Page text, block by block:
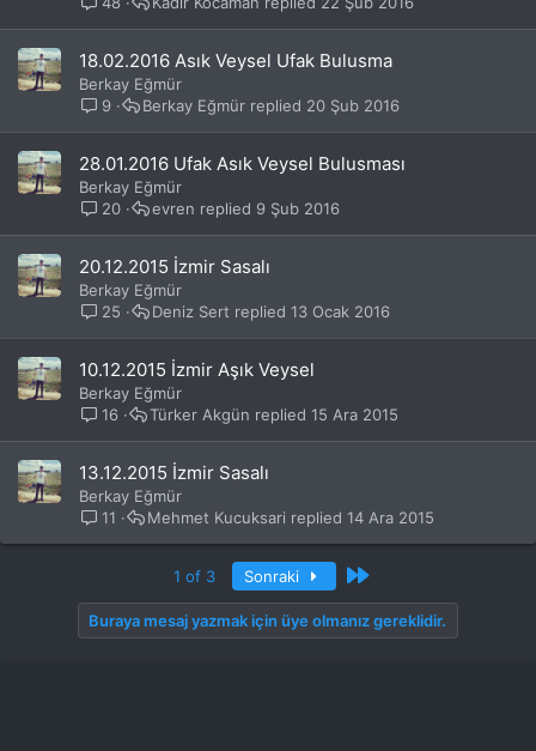
18.02.2016 Asık Veysel Ufak Bulusma
Berkay Eğmür
9
20 Şub 2016
Berkay Eğmür
28.01.2016 Ufak Asık Veysel Bulusması
Berkay Eğmür
20
9 Şub 2016
evren
20.12.2015 İzmir Sasalı
Berkay Eğmür
25
13 Ocak 2016
Deniz Sert
10.12.2015 İzmir Aşık Veysel
Berkay Eğmür
16
15 Ara 2015
Türker Akgün
13.12.2015 İzmir Sasalı
Berkay Eğmür
11
14 Ara 2015
Mehmet Kucuksari
1 of 3 Sonraki Son
Buraya mesaj yazmak için üye olmanız gereklidir.